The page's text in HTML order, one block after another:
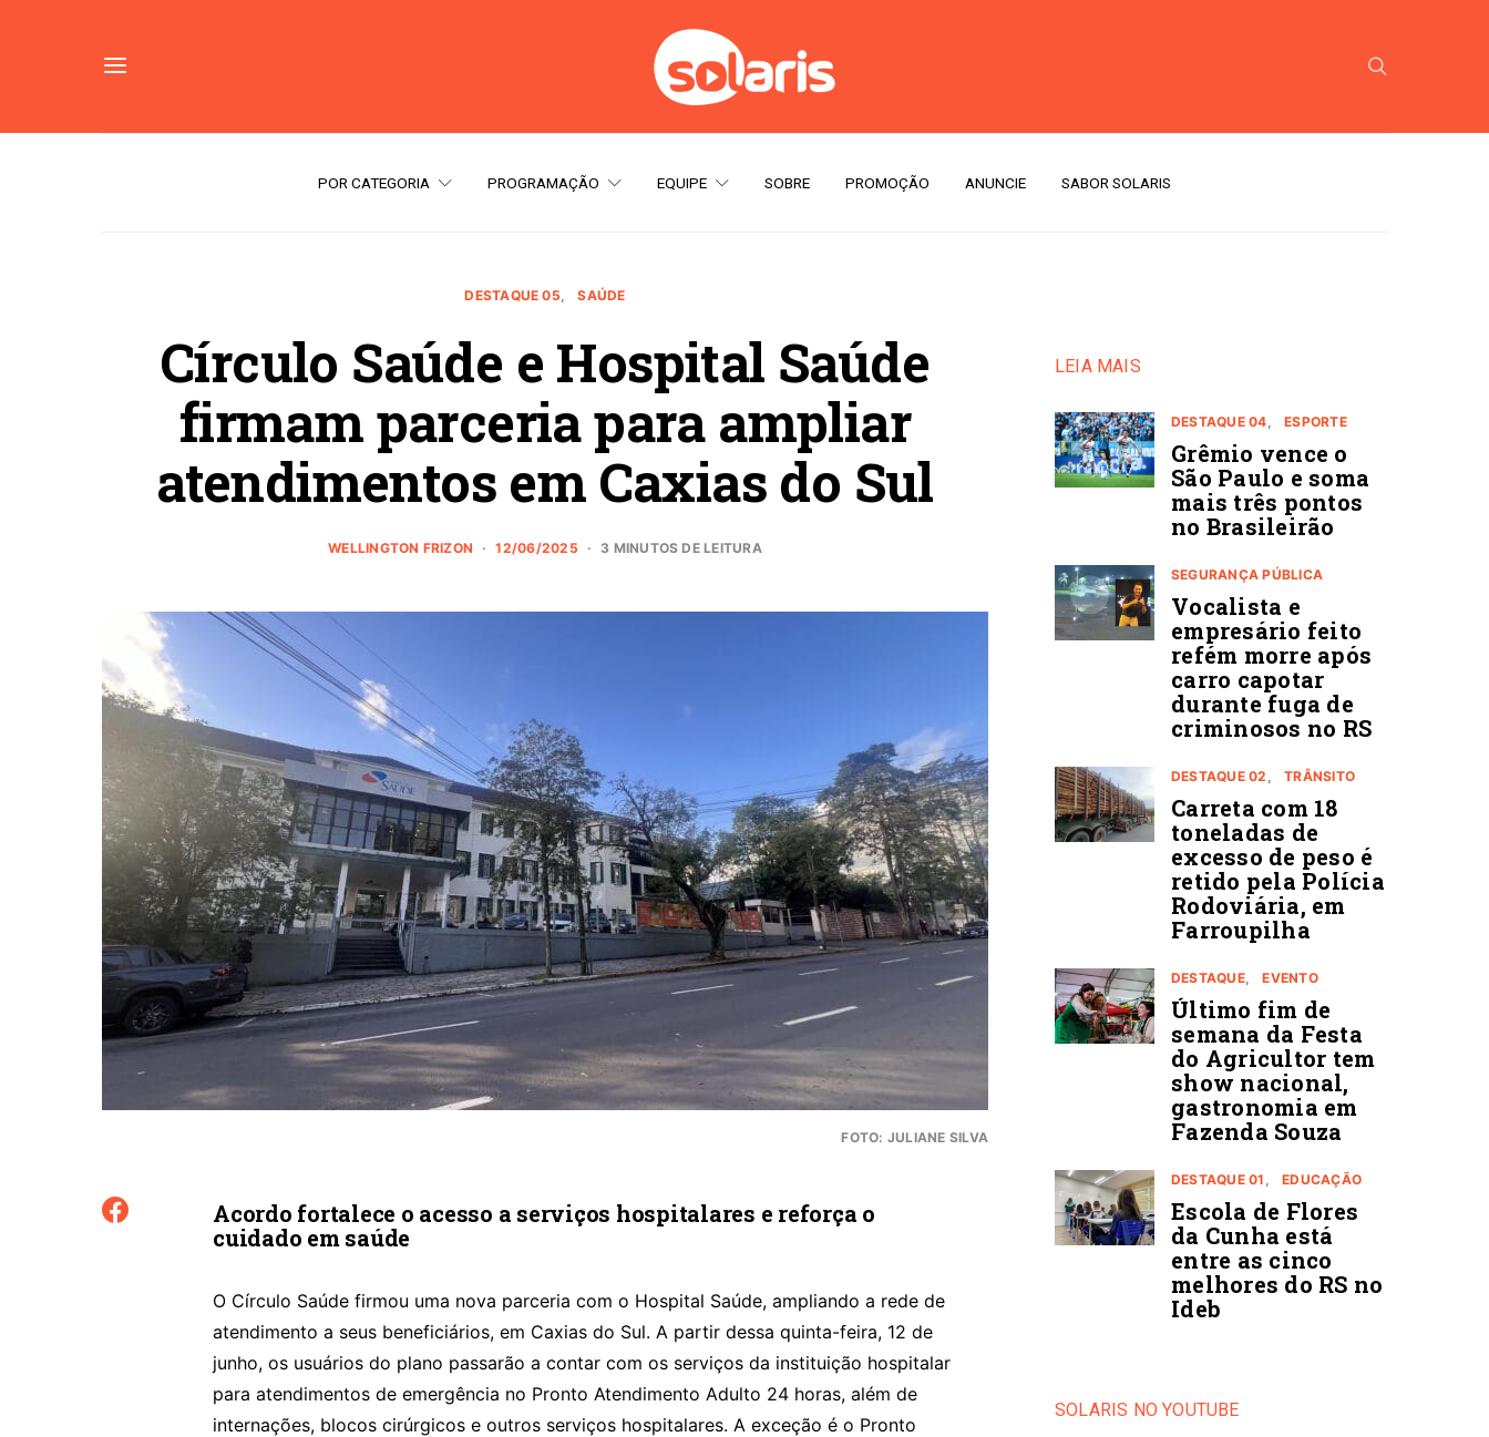
POR CATEGORIA PROGRAMAÇÃO EQUIPE SOBRE PROMOÇÃO ANUNCIE SABOR SOLARIS
DESTAQUE 05 SAÚDE
Círculo Saúde e Hospital Saúde
firmam parceria para ampliar
atendimentos em Caxias do Sul
WELLINGTON FRIZON 12/06/2025 3 MINUTOS DE LEITURA
FOTO: JULIANE SILVA
Acordo fortalece o acesso a serviços hospitalares e reforça o
cuidado em saúde
O Círculo Saúde firmou uma nova parceria com o Hospital Saúde, ampliando a rede de
atendimento a seus beneficiários, em Caxias do Sul. A partir dessa quinta-feira, 12 de
junho, os usuários do plano passarão a contar com os serviços da instituição hospitalar
para atendimentos de emergência no Pronto Atendimento Adulto 24 horas, além de
internações, blocos cirúrgicos e outros serviços hospitalares. A exceção é o Pronto
LEIA MAIS
DESTAQUE 04 ESPORTE
Grêmio vence o
São Paulo e soma
mais três pontos
no Brasileirão
SEGURANÇA PÚBLICA
Vocalista e
empresário feito
refém morre após
carro capotar
durante fuga de
criminosos no RS
DESTAQUE 02 TRÂNSITO
Carreta com 18
toneladas de
excesso de peso é
retido pela Polícia
Rodoviária, em
Farroupilha
DESTAQUE EVENTO
Último fim de
semana da Festa
do Agricultor tem
show nacional,
gastronomia em
Fazenda Souza
DESTAQUE 01 EDUCAÇÃO
Escola de Flores
da Cunha está
entre as cinco
melhores do RS no
Ideb
SOLARIS NO YOUTUBE